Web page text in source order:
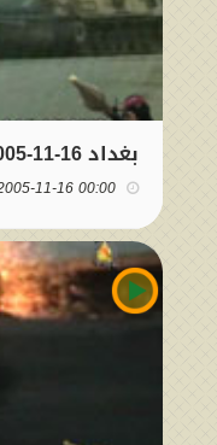
بغداد 16-11-2005
00:00 2005-11-16